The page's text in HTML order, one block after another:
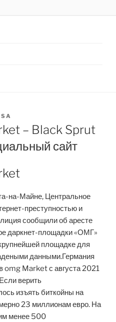
– Black Sprut
сайт
на-Майне, Центральное
преступностью и
сообщили об аресте
даркнет-площадки «ОМГ»
площадке для
данными.Германия
omg Market с августа 2021
верить
изъять биткойны на
23 миллионам евро. На
менее 500